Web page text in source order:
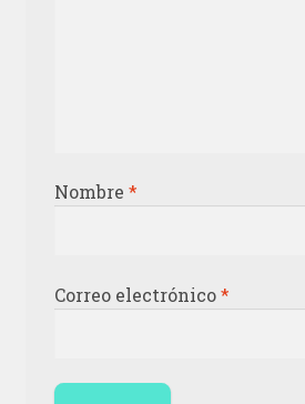
Nombre *
Correo electrónico*